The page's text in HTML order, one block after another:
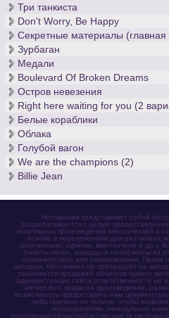
Три танкиста
Don't Worry, Be Happy
Секретные материалы (главная
Зурбаган
Медали
Boulevard Of Broken Dreams
Остров невезения
Right here waiting for you (2
Белые кораблики
Облака
Голубой вагон
We are the champions (2)
Billie Jean
Нотомания представляет собой
разрабатывается с целью
популярных произведений классической и
основе в переложениях для различных
фортепиано, скрипки, виолончели и др.).
(тексты песен, аккорды и ноты) взяты из
исключительно для ознакомления. Права
авторам. Нотомания не претендует на
занимается продажей объектов чужого
администрация сайта ответственности не
авторского права на произведение,
возможность предоставить нам
либо причине не хотите, чтобы
пользователям, немедленно
(notomania[собака]mail.ru) письмо (в